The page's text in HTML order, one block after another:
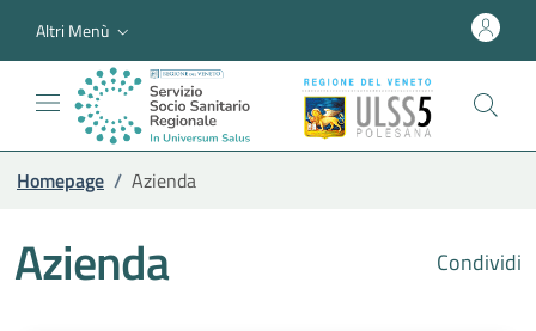
Altri Menù
Homepage / Azienda
Condividi
Azienda